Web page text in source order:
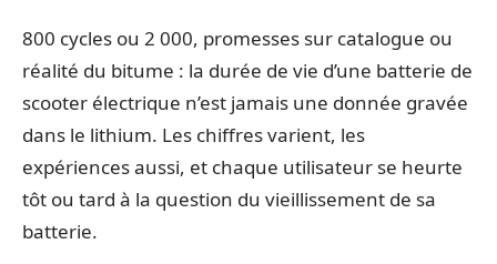
800 cycles ou 2 000, promesses sur catalogue ou
réalité du bitume : la durée de vie d’une batterie de
scooter électrique n’est jamais une donnée gravée
dans le lithium. Les chiffres varient, les
expériences aussi, et chaque utilisateur se heurte
tôt ou tard à la question du vieillissement de sa
batterie.